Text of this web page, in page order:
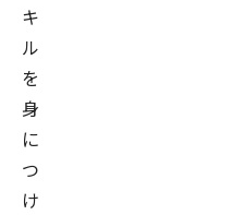
キ
ル
を
身
に
つ
け